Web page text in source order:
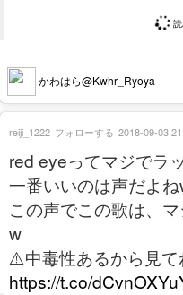
かわはら@Kwhr_Ryoya
red eyeってマジでラ
一番いいのは声だよ
この声でこの歌は、
w
⚠️中毒性あるから見
https://t.co/
reiji_1222 フォローする 2018-09-03